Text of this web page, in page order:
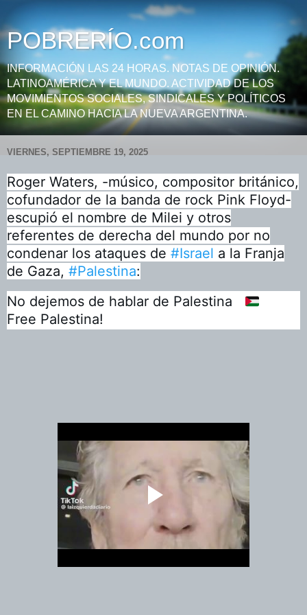
POBRERÍO.com
INFORMACIÓN LAS 24 HORAS. NOTAS DE OPINIÓN.
LATINOAMÉRICA Y EL MUNDO. ACTIVIDAD DE LOS
MOVIMIENTOS SOCIALES, SINDICALES Y POLÍTICOS
EN EL CAMINO HACIA LA NUEVA ARGENTINA.
VIERNES, SEPTIEMBRE 19, 2025
Roger Waters, -músico, compositor británico,
cofundador de la banda de rock Pink Floyd-
escupió el nombre de Milei y otros
referentes de derecha del mundo por no
condenar los ataques de #Israel a la Franja
de Gaza, #Palestina:
No dejemos de hablar de Palestina
🇵🇸
Free Palestina!